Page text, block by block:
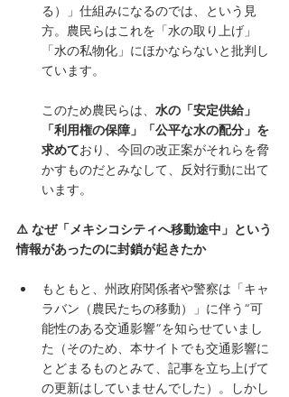
る）」仕組みになるのでは、という見
方。農民らはこれを「水の取り上げ」
「水の私物化」にほかならないと批判し
ています。
このため農民らは、 水の「安定供給」
「利用権の保障」「公平な水の配分」を
求めており、今回の改正案がそれらを脅
かすものだとみなして、反対行動に出て
います。
⚠️ なぜ「メキシコシティへ移動途中」という
情報があったのに封鎖が起きたか
もともと、州政府関係者や警察は「キャ
ラバン（農民たちの移動）」に伴う“可
能性のある交通影響”を知らせていまし
た（そのため、本サイトでも交通影響に
とどまるものとみて、記事を立ち上げて
の更新はしていませんでした）。しかし